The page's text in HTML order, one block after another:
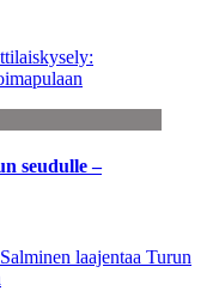
seudulle –
laajentaa Turun